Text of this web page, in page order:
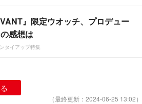
』限定ウオッチ、プロデュー
感想は
タイアップ特集
（最終更新：2024-06-25 13:02）